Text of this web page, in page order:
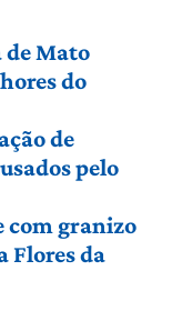
de Mato
do
de
pelo
com granizo
Flores da